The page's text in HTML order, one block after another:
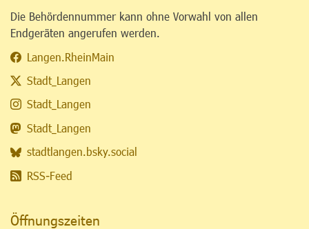
Die Behördennummer kann ohne Vorwahl von allen
Endgeräten angerufen werden.
Langen.RheinMain
Stadt_Langen
Stadt_Langen
Stadt_Langen
stadtlangen.bsky.social
RSS-Feed
Öffnungszeiten